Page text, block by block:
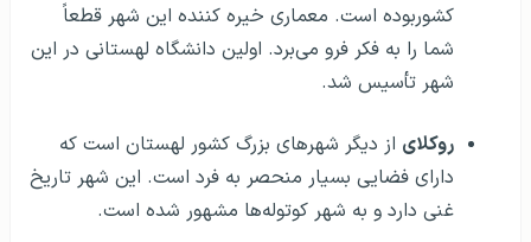
کشوربوده است. معماری خیره کننده این شهر قطعاً
شما را به فکر فرو می‌برد. اولین دانشگاه لهستانی در این
شهر تأسیس شد.
روکلای از دیگر شهرهای بزرگ کشور لهستان است که
دارای فضایی بسیار منحصر به فرد است. این شهر تاریخ
غنی دارد و به شهر کوتوله‌ها مشهور شده است.